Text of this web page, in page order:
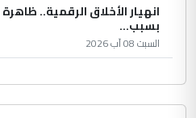
انهيار الأخلاق الرقمية..
بسبب...
السبت 08 آب 2026